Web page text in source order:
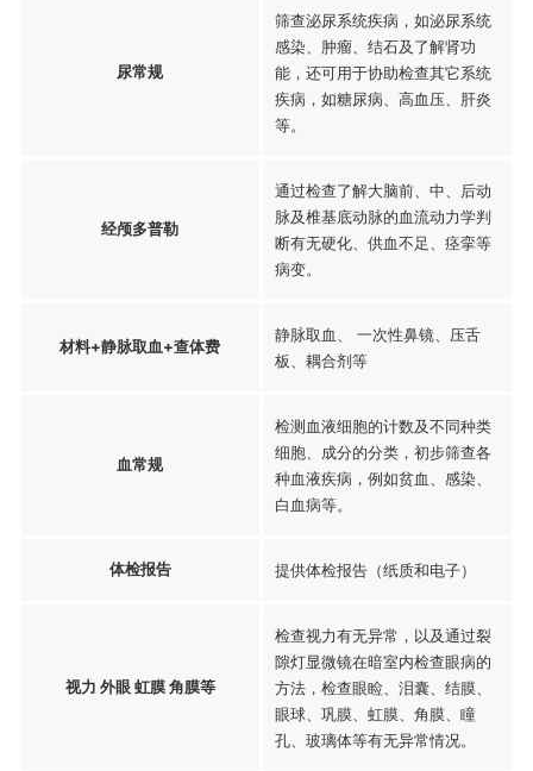
尿常规
筛查泌尿系统疾病，如泌尿系统
感染、肿瘤、结石及了解肾功
能，还可用于协助检查其它系统
疾病，如糖尿病、高血压、肝炎
等。
经颅多普勒
通过检查了解大脑前、中、后动
脉及椎基底动脉的血流动力学判
断有无硬化、供血不足、痉挛等
病变。
材料+静脉取血+查体费
静脉取血、 一次性鼻镜、压舌
板、耦合剂等
血常规
检测血液细胞的计数及不同种类
细胞、成分的分类，初步筛查各
种血液疾病，例如贫血、感染、
白血病等。
体检报告 提供体检报告（纸质和电子）
视力 外眼 虹膜 角膜等
检查视力有无异常，以及通过裂
隙灯显微镜在暗室内检查眼病的
方法，检查眼睑、泪囊、结膜、
眼球、巩膜、虹膜、角膜、瞳
孔、玻璃体等有无异常情况。